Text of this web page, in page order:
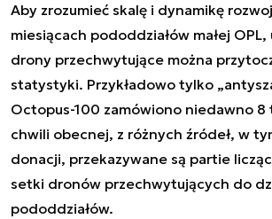
Aby zrozumieć skalę i dynamikę
miesiącach pododdziałów małej
drony przechwytujące można
statystyki. Przykładowo tylko
Octopus-100 zamówiono niedawno 8
chwili obecnej, z różnych źródeł, w
donacji, przekazywane są partie
setki dronów przechwytujących do
pododdziałów.